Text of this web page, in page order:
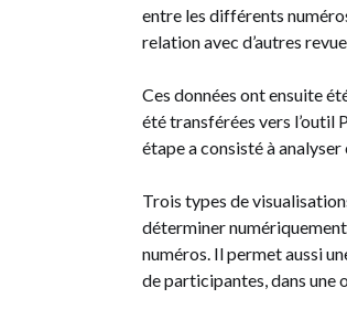
entre les différents
relation avec d’autres
Ces données ont ensuite
été transférées vers
étape a consisté à analyser
Trois types de
déterminer
numéros. Il permet aussi
de participantes, dans une